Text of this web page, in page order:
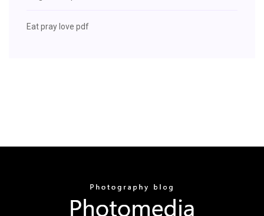
Eat pray love pdf